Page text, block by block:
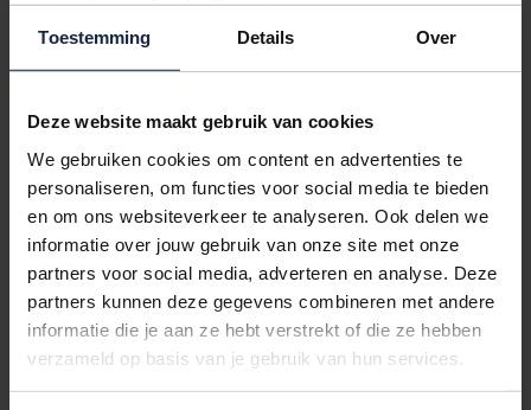
Toestemming Details Over
Deze website maakt gebruik van cookies
We gebruiken cookies om content en advertenties te
personaliseren, om functies voor social media te bieden
en om ons websiteverkeer te analyseren. Ook delen we
informatie over jouw gebruik van onze site met onze
partners voor social media, adverteren en analyse. Deze
partners kunnen deze gegevens combineren met andere
informatie die je aan ze hebt verstrekt of die ze hebben
verzameld op basis van je gebruik van hun services.
Zijdepapier gekleurd (480 vel)
POSTDOOS BEDRUKKEN
Voor een veilige verzending
VOOR BOEKEN TOT ONDERDELEN
EXTRA STEVIG